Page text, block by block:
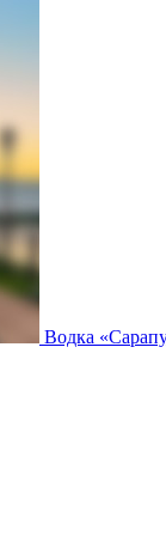
Водка